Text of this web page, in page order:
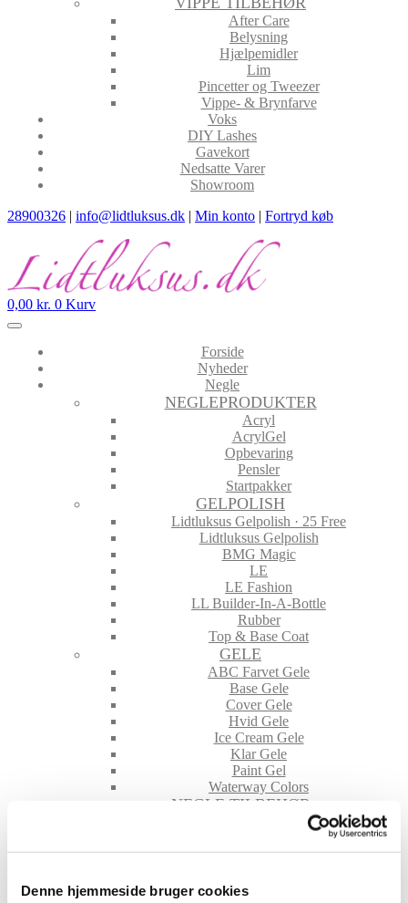
Denne hjemmeside bruger cookies
After Care
Belysning
Hjælpemidler
Lim
Pincetter og Tweezer
Vippe- & Brynfarve
Voks
DIY Lashes
Gavekort
Nedsatte Varer
Showroom
28900326 | info@lidtluksus.dk | Min konto | Fortryd køb
0,00 kr. 0 Kurv
Forside
Nyheder
Negle
NEGLEPRODUKTER
Acryl
AcrylGel
Opbevaring
Pensler
Startpakker
GELPOLISH
Lidtluksus Gelpolish · 25 Free
Lidtluksus Gelpolish
BMG Magic
LE
LE Fashion
LL Builder-In-A-Bottle
Rubber
Top & Base Coat
GELE
ABC Farvet Gele
Base Gele
Cover Gele
Hvid Gele
Ice Cream Gele
Klar Gele
Paint Gel
Waterway Colors
NEGLE TILBEHØR
Glimmer & Pigmenter
Maskiner og tilbehør